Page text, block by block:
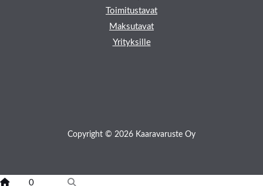
Toimitustavat
Maksutavat
Yrityksille
Copyright © 2026 Kaaravaruste Oy
0